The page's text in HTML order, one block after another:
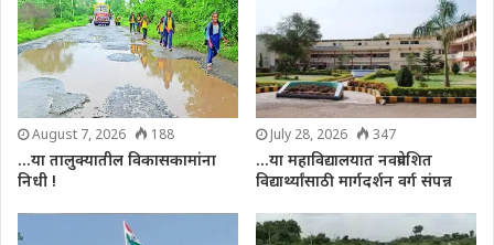
August 7, 2026 188
…या तालुक्यातील विकासकामांना
निधी !
July 28, 2026 347
…या महाविद्यालयात नवप्रवेशित
विद्यार्थ्यांसाठी मार्गदर्शन वर्ग संपन्न